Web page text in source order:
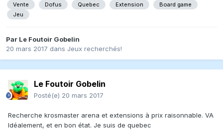
Vente
Dofus Quebec Extension
Board game
Jeu
Par Le Foutoir Gobelin
20 mars 2017 dans Jeux recherchés!
Le Foutoir Gobelin
Posté(e) 20 mars 2017
Recherche krosmaster arena et extensions à prix raisonnable. VA
Idéalement, et en bon état. Je suis de quebec